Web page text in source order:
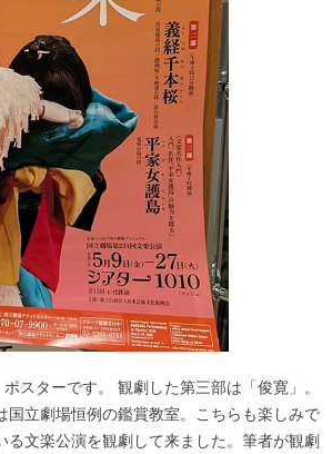
スターです。 観劇した第三部は「俊寛」。
立劇場恒例の鑑賞教室。こちらも楽しみで
文楽公演を観劇して来ました。筆者が観劇